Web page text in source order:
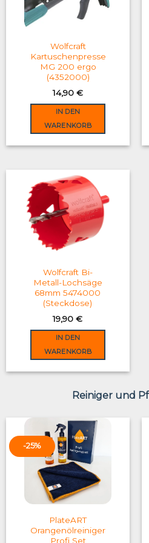
Wolfcraft
Kartuschenpresse
MG 200 ergo
(4352000)
14,90 €
IN DEN
WARENKORB
Wolfcraft Bi-
Metall-Lochsäge
68mm 5474000
(Steckdose)
19,90€
IN DEN
WARENKORB
Reiniger und
-25%
PlateART
Orangenölreiniger
Profi Set